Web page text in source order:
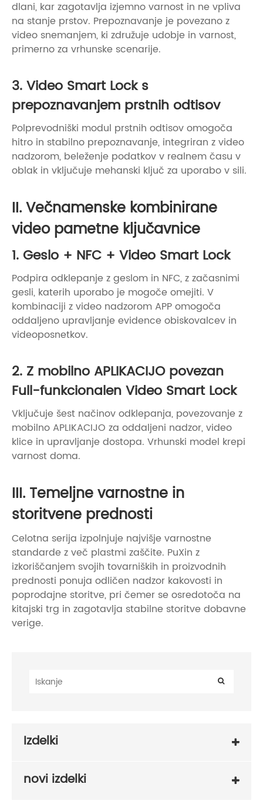
dlani, kar zagotavlja izjemno varnost in ne vpliva
na stanje prstov. Prepoznavanje je povezano z
video snemanjem, ki združuje udobje in varnost,
primerno za vrhunske scenarije.
3. Video Smart Lock s
prepoznavanjem prstnih odtisov
Polprevodniški modul prstnih odtisov omogoča
hitro in stabilno prepoznavanje, integriran z video
nadzorom, beleženje podatkov v realnem času v
oblak in vključuje mehanski ključ za uporabo v sili.
II. Večnamenske kombinirane
video pametne ključavnice
1. Geslo + NFC + Video Smart Lock
Podpira odklepanje z geslom in NFC, z začasnimi
gesli, katerih uporabo je mogoče omejiti. V
kombinaciji z video nadzorom APP omogoča
oddaljeno upravljanje evidence obiskovalcev in
videoposnetkov.
2. Z mobilno APLIKACIJO povezan
Full-funkcionalen Video Smart Lock
Vključuje šest načinov odklepanja, povezovanje z
mobilno APLIKACIJO za oddaljeni nadzor, video
klice in upravljanje dostopa. Vrhunski model krepi
varnost doma.
III. Temeljne varnostne in
storitvene prednosti
Celotna serija izpolnjuje najvišje varnostne
standarde z več plastmi zaščite. PuXin z
izkoriščanjem svojih tovarniških in proizvodnih
prednosti ponuja odličen nadzor kakovosti in
poprodajne storitve, pri čemer se osredotoča na
kitajski trg in zagotavlja stabilne storitve dobavne
verige.
Izdelki
novi izdelki